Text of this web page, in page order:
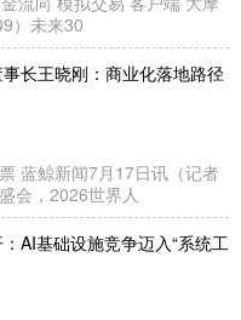
）未来30
长王晓刚：商业化落地路径
蓝鲸新闻7月17日讯（记者
会，2026世界人
AI基础设施竞争迈入“系统工